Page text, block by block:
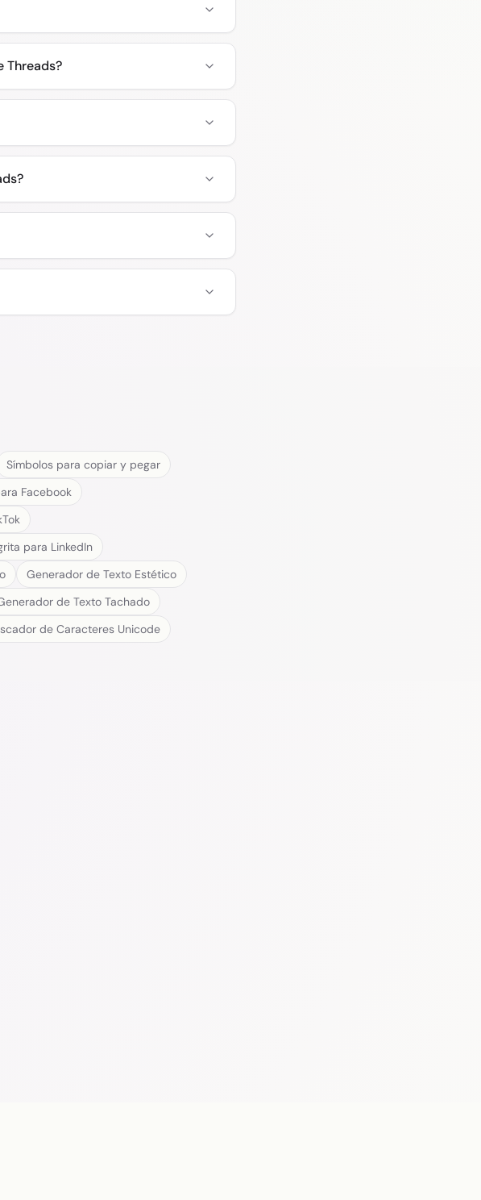
Threads?
Símbolos para copiar y pegar
Facebook
para LinkedIn
Generador de Texto Estético
de Texto Tachado
de Caracteres Unicode